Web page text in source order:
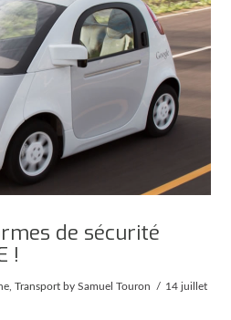
de sécurité
!
,Transport by Samuel Touron
14 juillet